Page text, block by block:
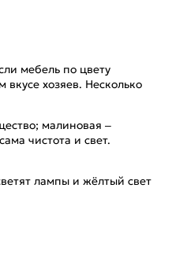
мебель по цвету
хозяев. Несколько
малиновая –
чистота и свет.
лампы и жёлтый свет